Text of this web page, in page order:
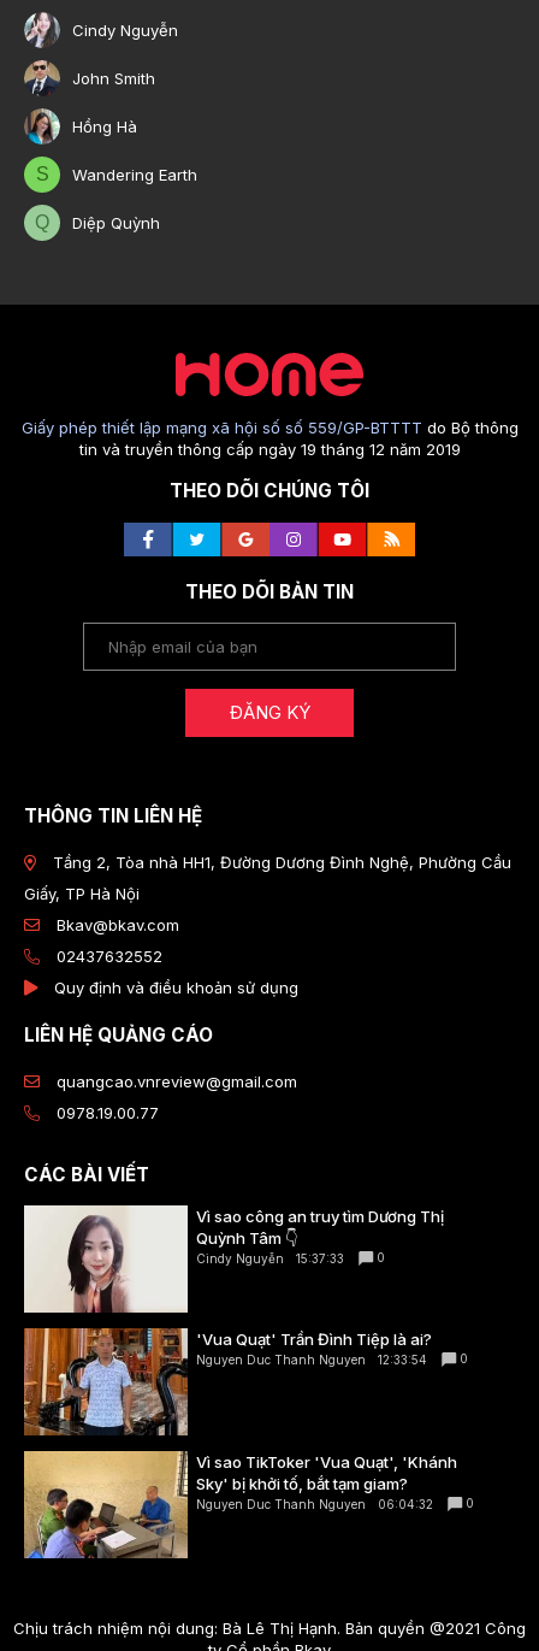
Cindy Nguyễn
John Smith
Hồng Hà
S Wandering Earth
Q Diệp Quỳnh
Giấy phép thiết lập mạng xã hội số số 559/GP-BTTTT do Bộ thông
tin và truyền thông cấp ngày 19 tháng 12 năm 2019
THEO DÕI CHÚNG TÔI
THEO DÕI BẢN TIN
ĐĂNG KÝ
THÔNG TIN LIÊN HỆ
Tầng 2, Tòa nhà HH1, Đường Dương Đình Nghệ, Phường Cầu
Giấy, TP Hà Nội
Bkav@bkav.com
02437632552
Quy định và điều khoản sử dụng
LIÊN HỆ QUẢNG CÁO
quangcao.vnreview@gmail.com
0978.19.00.77
CÁC BÀI VIẾT
Vì sao công an truy tìm Dương Thị
Quỳnh Tâm 👇
Cindy Nguyễn 15:37:33 0
'Vua Quạt' Trần Đình Tiệp là ai?
Nguyen Duc Thanh Nguyen 12:33:54 0
Vì sao TikToker 'Vua Quạt', 'Khánh
Sky' bị khởi tố, bắt tạm giam?
Nguyen Duc Thanh Nguyen 06:04:32 0
Chịu trách nhiệm nội dung: Bà Lê Thị Hạnh. Bản quyền @2021 Công